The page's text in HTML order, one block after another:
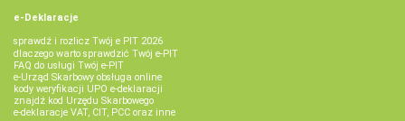
e-Deklaracje
sprawdź i rozlicz Twój e PIT 2026
dlaczego warto sprawdzić Twój e-PIT
FAQ do usługi Twój e-PIT
e-Urząd Skarbowy obsługa online
kody weryfikacji UPO e-deklaracji
znajdź kod Urzędu Skarbowego
e-deklaracje VAT, CIT, PCC oraz inne